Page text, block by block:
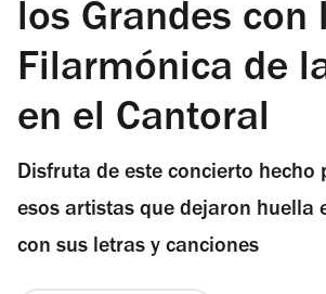
los Grandes con
Filarmónica de
en el Cantoral
Disfruta de este concierto hecho
esos artistas que dejaron huella
con sus letras y canciones